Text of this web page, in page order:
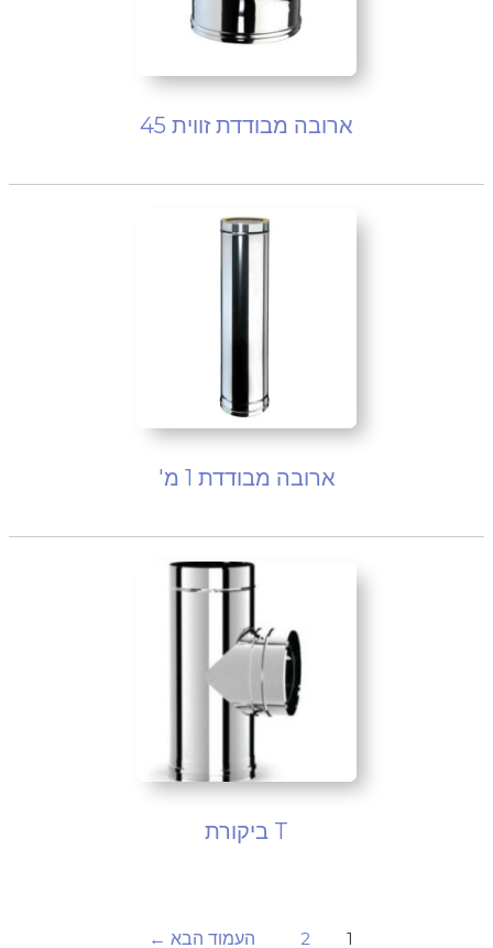
ארובה מבודדת זווית 45
ארובה מבודדת 1 מ'
T ביקורת
1
2 העמוד הבא ←